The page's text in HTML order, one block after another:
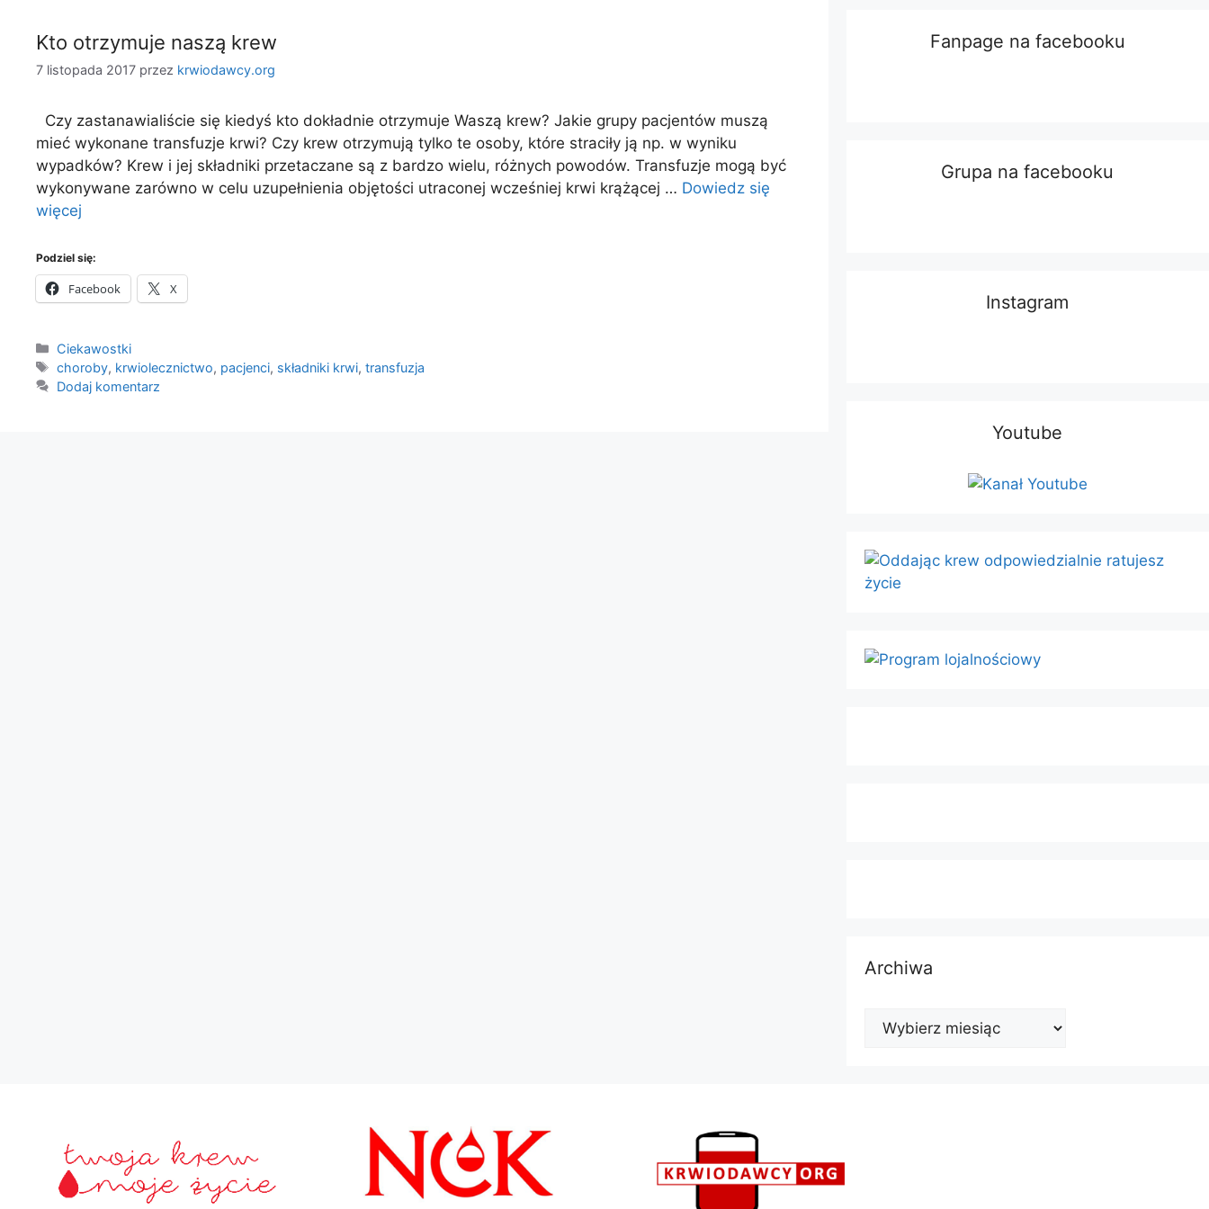
Kto otrzymuje naszą krew
7 listopada 2017 przez krwiodawcy.org
Czy zastanawialiście się kiedyś kto dokładnie otrzymuje Waszą krew? Jakie grupy pacjentów muszą
mieć wykonane transfuzje krwi? Czy krew otrzymują tylko te osoby, które straciły ją np. w wyniku
wypadków? Krew i jej składniki przetaczane są z bardzo wielu, różnych powodów. Transfuzje mogą być
wykonywane zarówno w celu uzupełnienia objętości utraconej wcześniej krwi krążącej … Dowiedz się
więcej
Podziel się:
Facebook X
Kategorie
Ciekawostki
Tagi
choroby, krwiolecznictwo, pacjenci, składniki krwi,transfuzja
Dodaj komentarz
Fanpage na facebooku
Grupa na facebooku
Instagram
Youtube
Archiwa
Archiwa